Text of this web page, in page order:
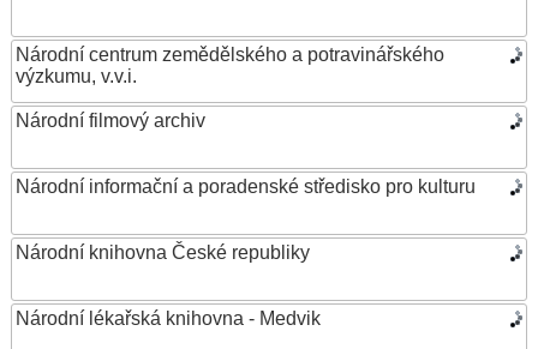
Národní centrum zemědělského a potravinářského
výzkumu, v.v.i.
Národní filmový archiv
Národní informační a poradenské středisko pro kulturu
Národní knihovna České republiky
Národní lékařská knihovna - Medvik